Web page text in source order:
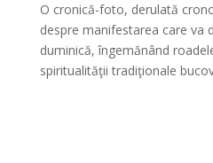
O cronică-foto, derulată
despre manifestarea care va
duminică, îngemănând
spiritualităţii tradiţionale